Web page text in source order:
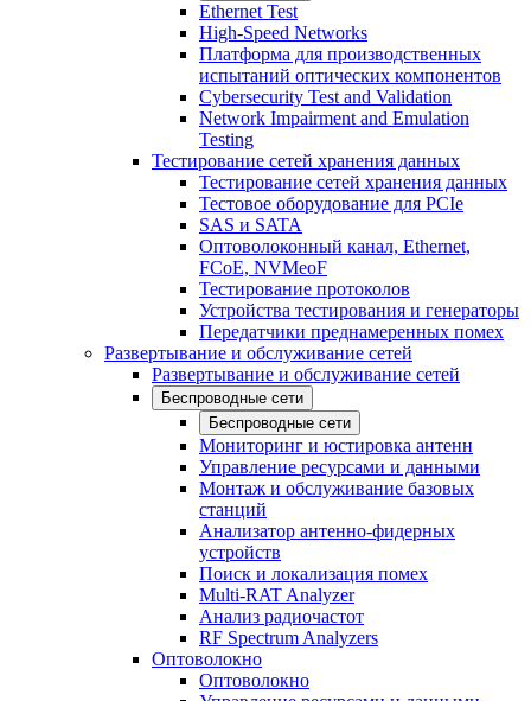
Ethernet Test
High-Speed Networks
Платформа для производственных
испытаний оптических компонентов
Cybersecurity Test and Validation
Network Impairment and Emulation
Testing
Тестирование сетей хранения данных
Тестирование сетей хранения данных
Тестовое оборудование для PCIe
SAS и SATA
Оптоволоконный канал, Ethernet,
FCoE, NVMeoF
Тестирование протоколов
Устройства тестирования и генераторы
Передатчики преднамеренных помех
Развертывание и обслуживание сетей
Развертывание и обслуживание сетей
Беспроводные сети
Беспроводные сети
Мониторинг и юстировка антенн
Управление ресурсами и данными
Монтаж и обслуживание базовых
станций
Анализатор антенно-фидерных
устройств
Поиск и локализация помех
Multi-RAT Analyzer
Анализ радиочастот
RF Spectrum Analyzers
Оптоволокно
Оптоволокно